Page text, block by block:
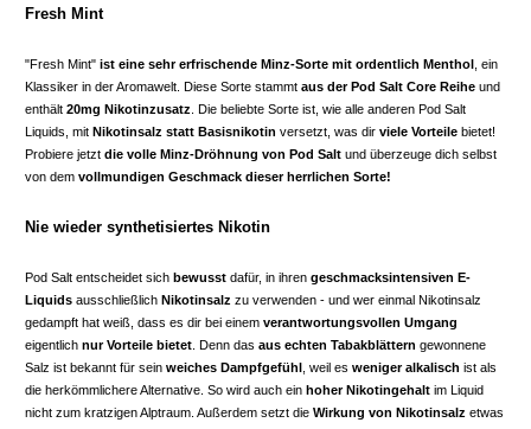
Fresh Mint
"Fresh Mint" ist eine sehr erfrischende Minz-Sorte mit ordentlich Menthol , ein
Klassiker in der Aromawelt. Diese Sorte stammt aus der Pod Salt Core Reihe und
enthält 20mg Nikotinzusatz . Die beliebte Sorte ist, wie alle anderen Pod Salt
Liquids, mit Nikotinsalz statt Basisnikotin versetzt, was dir viele Vorteile bietet!
Probiere jetzt die volle Minz-Dröhnung von Pod Salt und überzeuge dich selbst
von dem vollmundigen Geschmack dieser herrlichen Sorte!
Nie wieder synthetisiertes Nikotin
Pod Salt entscheidet sich bewusst dafür, in ihren geschmacksintensiven E-
Liquids ausschließlich Nikotinsalz zu verwenden - und wer einmal Nikotinsalz
gedampft hat weiß, dass es dir bei einem verantwortungsvollen Umgang
eigentlich nur Vorteile bietet . Denn das aus echten Tabakblättern gewonnene
Salz ist bekannt für sein weiches Dampfgefühl , weil es weniger alkalisch ist als
die herkömmlichere Alternative. So wird auch ein hoher Nikotingehalt im Liquid
nicht zum kratzigen Alptraum. Außerdem setzt die Wirkung von Nikotinsalz etwas